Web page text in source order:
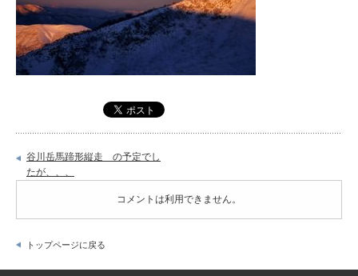
谷川岳馬蹄形縦走 の予定でし
たが、、、
コメントは利用できません。
トップページに戻る